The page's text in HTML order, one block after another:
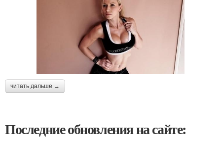
читать дальше →
Последние обновления на сайте: